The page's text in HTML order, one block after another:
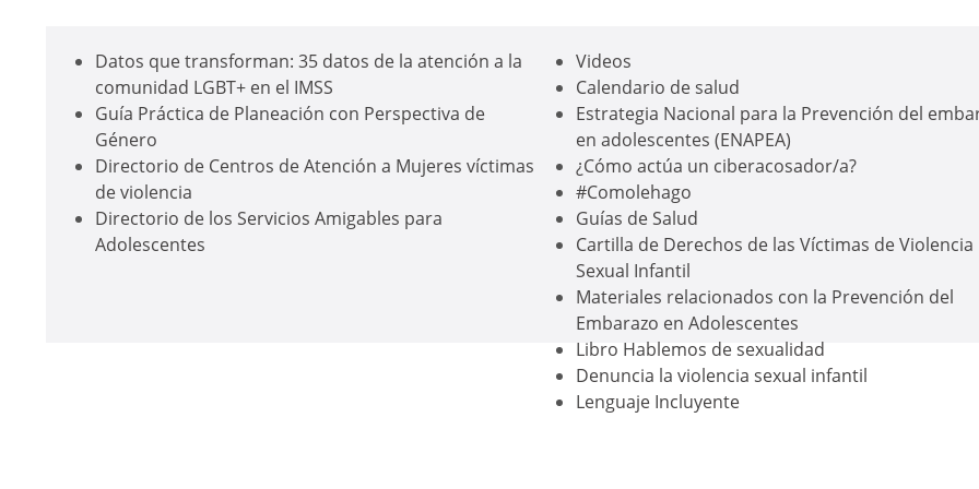
Datos que transforman: 35 datos de la atención a la
comunidad LGBT+ en el IMSS
Guía Práctica de Planeación con Perspectiva de
Género
Directorio de Centros de Atención a Mujeres víctimas
de violencia
Directorio de los Servicios Amigables para
Adolescentes
Videos
Calendario de salud
Estrategia Nacional para la Prevención del
en adolescentes (ENAPEA)
¿Cómo actúa un ciberacosador/a?
#Comolehago
Guías de Salud
Cartilla de Derechos de las Víctimas de Violencia
Sexual Infantil
Materiales relacionados con la Prevención del
Embarazo en Adolescentes
Libro Hablemos de sexualidad
Denuncia la violencia sexual infantil
Lenguaje Incluyente